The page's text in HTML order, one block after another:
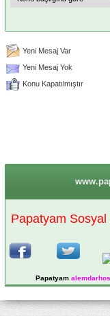
Yeni Mesaj Var
Yeni Mesaj Yok
Konu Kapatılmıştır
Papatyam Sosyal
Papatyam